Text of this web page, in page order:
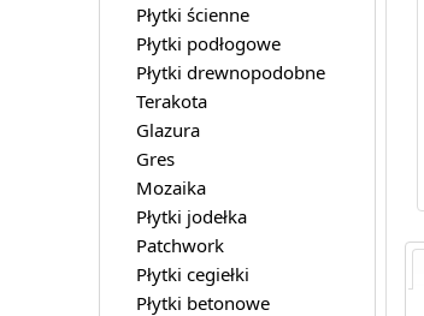
Płytki ścienne
Płytki podłogowe
Płytki drewnopodobne
Terakota
Glazura
Gres
Mozaika
Płytki jodełka
Patchwork
Płytki cegiełki
Płytki betonowe